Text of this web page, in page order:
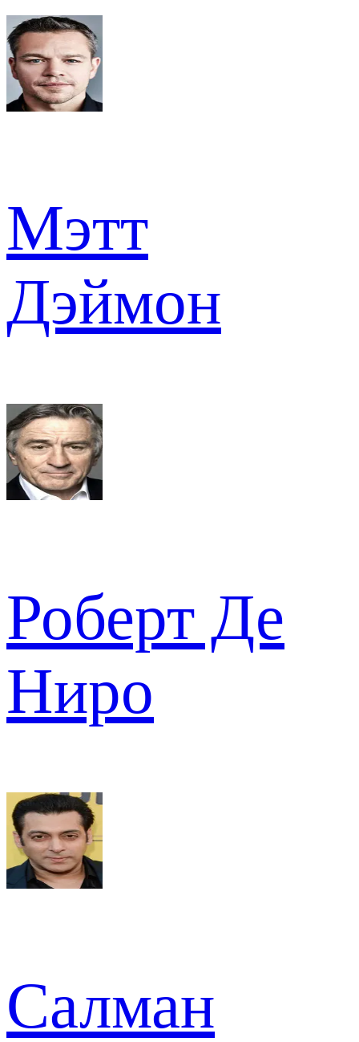
Мэтт
Дэймон
Роберт Де
Ниро
Салман